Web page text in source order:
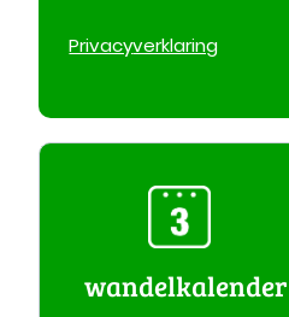
Privacyverklaring
wandelkalender